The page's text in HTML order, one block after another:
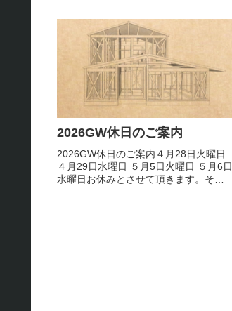
2026GW休日のご案内
2026GW休日のご案内４月28日火曜日
４月29日水曜日 ５月5日火曜日 ５月6日
水曜日お休みとさせて頂きます。その